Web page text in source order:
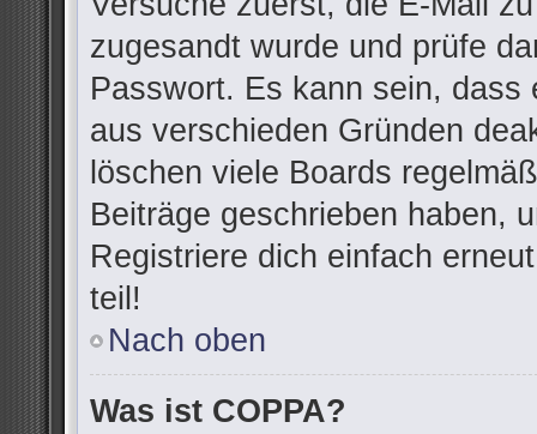
zugesandt wurde und prüfe
Passwort. Es kann sein, dass
aus verschieden Gründen
löschen viele Boards
Beiträge geschrieben haben,
Registriere dich einfach
teil!
Nach oben
Was ist COPPA?